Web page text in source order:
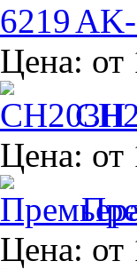
Цена: от
Цена: от
Цена: от